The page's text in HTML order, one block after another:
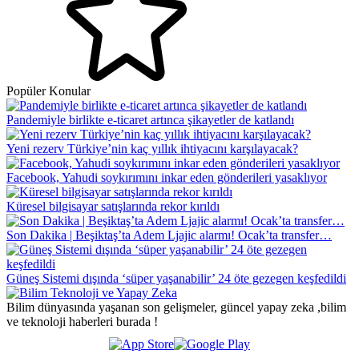
Popüler Konular
Pandemiyle birlikte e-ticaret artınca şikayetler de katlandı
Yeni rezerv Türkiye’nin kaç yıllık ihtiyacını karşılayacak?
Facebook, Yahudi soykırımını inkar eden gönderileri yasaklıyor
Küresel bilgisayar satışlarında rekor kırıldı
Son Dakika | Beşiktaş’ta Adem Ljajic alarmı! Ocak’ta transfer…
Güneş Sistemi dışında ‘süper yaşanabilir’ 24 öte gezegen keşfedildi
Bilim dünyasında yaşanan son gelişmeler, güncel yapay zeka ,bilim
ve teknoloji haberleri burada !